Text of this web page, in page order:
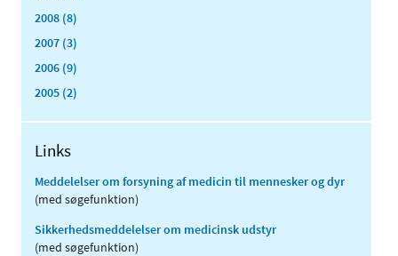
2008 (8)
2007 (3)
2006 (9)
2005 (2)
Links
Meddelelser om forsyning af medicin til mennesker og dyr
(med søgefunktion)
Sikkerhedsmeddelelser om medicinsk udstyr
(med søgefunktion)